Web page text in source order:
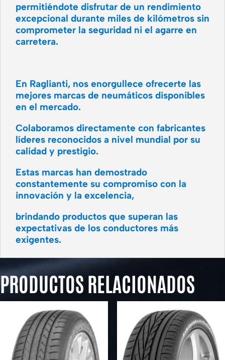
permitiéndote disfrutar de un rendimiento
excepcional durante miles de kilómetros sin
comprometer la seguridad ni el agarre en
carretera.
En Raglianti, nos enorgullece ofrecerte las
mejores marcas de neumáticos disponibles
en el mercado.
Colaboramos directamente con fabricantes
líderes reconocidos a nivel mundial por su
calidad y prestigio.
Estas marcas han demostrado
constantemente su compromiso con la
innovación y la excelencia,
brindando productos que superan las
expectativas de los conductores más
exigentes.
PRODUCTOS RELACIONADOS